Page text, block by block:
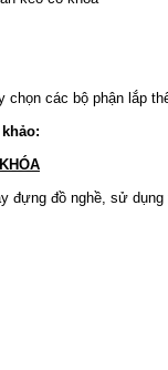
chọn các bộ phận lắp
đồ nghề, sử